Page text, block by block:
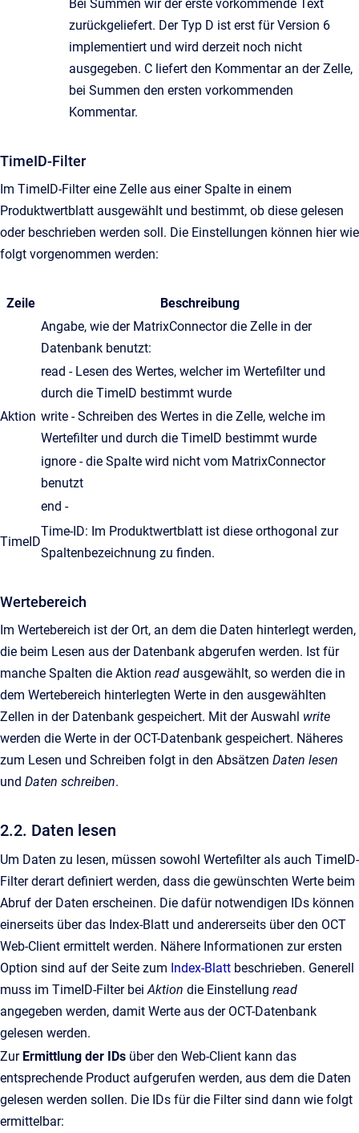
Bei Summen wir der erste vorkommende Text
zurückgeliefert. Der Typ D ist erst für Version 6
implementiert und wird derzeit noch nicht
ausgegeben. C liefert den Kommentar an der Zelle,
bei Summen den ersten vorkommenden
Kommentar.
TimeID-Filter
Im TimeID-Filter eine Zelle aus einer Spalte in einem
Produktwertblatt ausgewählt und bestimmt, ob diese gelesen
oder beschrieben werden soll. Die Einstellungen können hier wie
folgt vorgenommen werden:
Zeile Beschreibung
Aktion
Angabe, wie der MatrixConnector die Zelle in der
Datenbank benutzt:
read - Lesen des Wertes, welcher im Wertefilter und
durch die TimeID bestimmt wurde
write - Schreiben des Wertes in die Zelle, welche im
Wertefilter und durch die TimeID bestimmt wurde
ignore - die Spalte wird nicht vom MatrixConnector
benutzt
end -
TimeID
Time-ID: Im Produktwertblatt ist diese orthogonal zur
Spaltenbezeichnung zu finden.
Wertebereich
Im Wertebereich ist der Ort, an dem die Daten hinterlegt werden,
die beim Lesen aus der Datenbank abgerufen werden. Ist für
manche Spalten die Aktion read ausgewählt, so werden die in
dem Wertebereich hinterlegten Werte in den ausgewählten
Zellen in der Datenbank gespeichert. Mit der Auswahl write
werden die Werte in der OCT-Datenbank gespeichert. Näheres
zum Lesen und Schreiben folgt in den Absätzen Daten lesen
und Daten schreiben.
2.2. Daten lesen
Um Daten zu lesen, müssen sowohl Wertefilter als auch TimeID-
Filter derart definiert werden, dass die gewünschten Werte beim
Abruf der Daten erscheinen. Die dafür notwendigen IDs können
einerseits über das Index-Blatt und andererseits über den OCT
Web-Client ermittelt werden. Nähere Informationen zur ersten
Option sind auf der Seite zum Index-Blatt beschrieben. Generell
muss im TimeID-Filter beiAktion die Einstellung read
angegeben werden, damit Werte aus der OCT-Datenbank
gelesen werden.
Zur Ermittlung der IDs über den Web-Client kann das
entsprechende Product aufgerufen werden, aus dem die Daten
gelesen werden sollen. Die IDs für die Filter sind dann wie folgt
ermittelbar: